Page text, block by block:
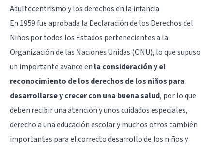
Adultocentrismo y los derechos en la infancia
En 1959 fue aprobada la Declaración de los Derechos del
Niños por todos los Estados pertenecientes a la
Organización de las Naciones Unidas (ONU), lo que supuso
un importante avance en la consideración y el
reconocimiento de los derechos de los niños para
desarrollarse y crecer con una buena salud, por lo que
deben recibir una atención y unos cuidados especiales,
derecho a una educación escolar y muchos otros también
importantes para el correcto desarrollo de los niños y